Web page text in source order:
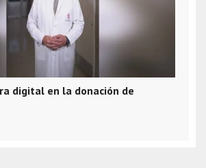
digital en la donación de